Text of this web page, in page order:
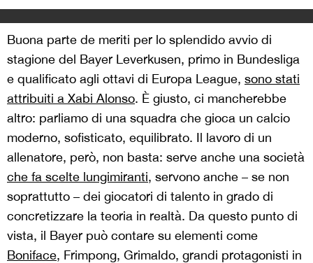
Buona parte de meriti per lo splendido avvio di
stagione del Bayer Leverkusen, primo in Bundesliga
e qualificato agli ottavi di Europa League, sono stati
attribuiti a Xabi Alonso. È giusto, ci mancherebbe
altro: parliamo di una squadra che gioca un calcio
moderno, sofisticato, equilibrato. Il lavoro di un
allenatore, però, non basta: serve anche una società
che fa scelte lungimiranti, servono anche – se non
soprattutto – dei giocatori di talento in grado di
concretizzare la teoria in realtà. Da questo punto di
vista, il Bayer può contare su elementi come
Boniface, Frimpong, Grimaldo, grandi protagonisti in